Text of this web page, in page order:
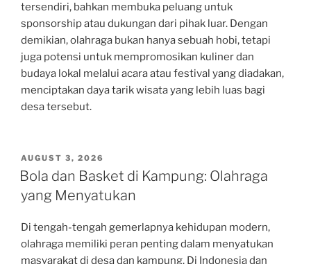
tersendiri, bahkan membuka peluang untuk
sponsorship atau dukungan dari pihak luar. Dengan
demikian, olahraga bukan hanya sebuah hobi, tetapi
juga potensi untuk mempromosikan kuliner dan
budaya lokal melalui acara atau festival yang diadakan,
menciptakan daya tarik wisata yang lebih luas bagi
desa tersebut.
POSTED
ON
AUGUST 3, 2026
Bola dan Basket di Kampung: Olahraga
yang Menyatukan
Di tengah-tengah gemerlapnya kehidupan modern,
olahraga memiliki peran penting dalam menyatukan
masyarakat di desa dan kampung. Di Indonesia dan